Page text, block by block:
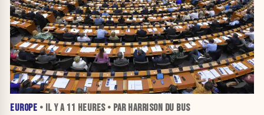
EUROPE • IL Y A 11 HEURES• PAR HARRISON DU BUS